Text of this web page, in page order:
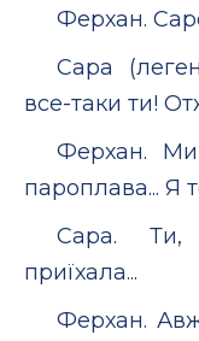
Ферхан.
Сара
все-таки ти!
Ферхан.
пароплава... Я
Сара. Ти,
приїхала...
Ферхан.